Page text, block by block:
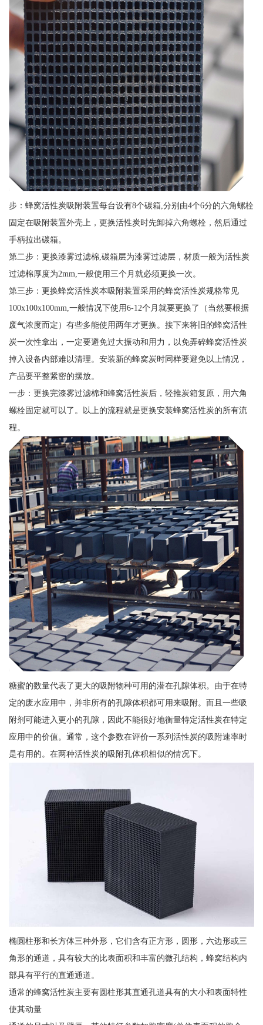
步：蜂窝活性炭吸附装置每台设有8个碳箱,分别由4个6分的六角螺栓
固定在吸附装置外壳上，更换活性炭时先卸掉六角螺栓，然后通过
手柄拉出碳箱。
第二步：更换漆雾过滤棉,碳箱层为漆雾过滤层，材质一般为活性炭
过滤棉厚度为2mm,一般使用三个月就必须更换一次。
第三步：更换蜂窝活性炭本吸附装置采用的蜂窝活性炭规格常见
100x100x100mm,一般情况下使用6-12个月就要更换了（当然要根据
废气浓度而定）有些多能使用两年才更换。接下来将旧的蜂窝活性
炭一次性拿出，一定要避免过大振动和用力，以免弄碎蜂窝活性炭
掉入设备内部难以清理。安装新的蜂窝炭时同样要避免以上情况，
产品要平整紧密的摆放。
一步：更换完漆雾过滤棉和蜂窝活性炭后，轻推炭箱复原，用六角
螺栓固定就可以了。以上的流程就是更换安装蜂窝活性炭的所有流
程。
糖蜜的数量代表了更大的吸附物种可用的潜在孔隙体积。由于在特
定的废水应用中，并非所有的孔隙体积都可用来吸附。而且一些吸
附剂可能进入更小的孔隙，因此不能很好地衡量特定活性炭在特定
应用中的价值。通常，这个参数在评价一系列活性炭的吸附速率时
是有用的。在两种活性炭的吸附孔体积相似的情况下。
椭圆柱形和长方体三种外形，它们含有正方形，圆形，六边形或三
角形的通道，具有较大的比表面积和丰富的微孔结构，蜂窝结构内
部具有平行的直通通道。
通常的蜂窝活性炭主要有圆柱形其直通孔道具有的大小和表面特性
使其动量